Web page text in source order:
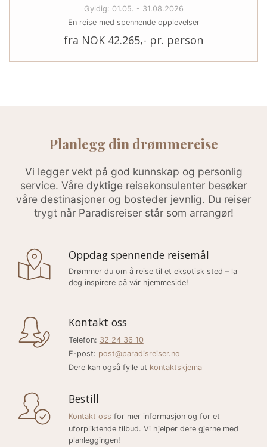
Gyldig: 01.05. - 31.08.2026
En reise med spennende opplevelser
fra NOK 42.265,- pr. person
Planlegg din drømmereise
Vi legger vekt på god kunnskap og personlig
service. Våre dyktige reisekonsulenter besøker
våre destinasjoner og bosteder jevnlig. Du reiser
trygt når Paradisreiser står som arrangør!
Oppdag spennende reisemål
Drømmer du om å reise til et eksotisk sted – la
deg inspirere på vår hjemmeside!
Kontakt oss
Telefon: 32 24 36 10
E-post: post@paradisreiser.no
Dere kan også fylle ut kontaktskjema
Bestill
Kontakt oss for mer informasjon og for et
uforpliktende tilbud. Vi hjelper dere gjerne med
planleggingen!